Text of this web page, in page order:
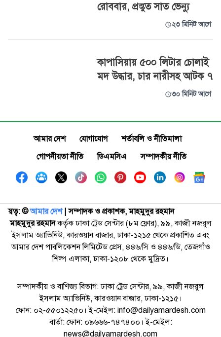
রোববার, প্রস্তুত সাত ভেন্যু
২৩ মিনিট আগে
কাপাসিয়ায় ৫০০ লিটার চোলাই
মদ উদ্ধার, চার নারীসহ আটক ৭
৩০ মিনিট আগে
আমার দেশ যোগাযোগ
শর্তাবলি ও নীতিমালা
গোপনীয়তা নীতি
ডিএমসিএ সম্পাদকীয় নীতি
স্বত্ব: ©️আমার দেশ| সম্পাদক ও প্রকাশক, মাহমুদুর রহমান
মাহমুদুর রহমানকর্তৃক ঢাকা ট্রেড সেন্টার (৮ম ফ্লোর), ৯৯, কাজী নজরুল
ইসলাম অ্যাভিনিউ, কারওয়ান বাজার, ঢাকা-১২১৫ থেকে প্রকাশিত এবং
আমার দেশ পাবলিকেশন লিমিটেড প্রেস, ৪৪৬/সি ও ৪৪৬/ডি, তেজগাঁও
শিল্প এলাকা, ঢাকা-১২০৮ থেকে মুদ্রিত।
সম্পাদকীয় ও বাণিজ্য বিভাগ: ঢাকা ট্রেড সেন্টার, ৯৯, কাজী নজরুল
ইসলাম অ্যাভিনিউ, কারওয়ান বাজার, ঢাকা-১২১৫।
ফোন: ০২-৫৫০১২২৫০। ই-মেইল: info@dailyamardesh.com
বার্তা: ফোন: ০৯৬৬৬-৭৪৭৪০০। ই-মেইল:
news@dailyamardesh.com